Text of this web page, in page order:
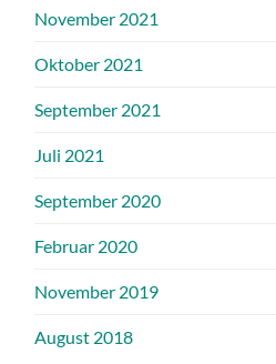
November 2021
Oktober 2021
September 2021
Juli 2021
September 2020
Februar 2020
November 2019
August 2018